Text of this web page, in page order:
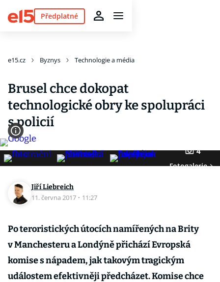
Předplatné
e15.cz Byznys Technologie a média
Brusel chce dokopat
technologické obry ke spolupráci
s policií
4
Fotogalerie
Jiří Liebreich
11. června 2017 · 11:27
Po teroristických útocích namířených na Brity
v Manchesteru a Londýně přichází Evropská
komise s nápadem, jak takovým tragickým
událostem efektivněji předcházet. Komise chce